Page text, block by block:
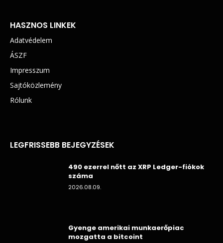
HASZNOS LINKEK
Adatvédelem
ÁSZF
Impresszum
Sajtóközlemény
Rólunk
LEGFRISSEBB BEJEGYZÉSEK
490 ezerrel nőtt az XRP Ledger-fiókok
száma
2026.08.09.
Gyenge amerikai munkaerőpiac
mozgatta a bitcoint